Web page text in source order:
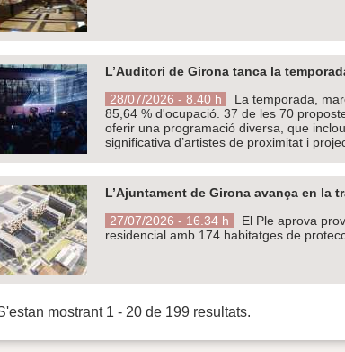
L’Auditori de Girona tanca la
28/07/2026 - 8.40 h
La temporada,
85,64 % d'ocupació. 37 de les 70
oferir una programació diversa, que
significativa d’artistes de proximitat i
L’Ajuntament de Girona avança en
27/07/2026 - 16.34 h
El Ple aprova
residencial amb 174 habitatges de
mostrant 1 - 20 de 199 resultats.